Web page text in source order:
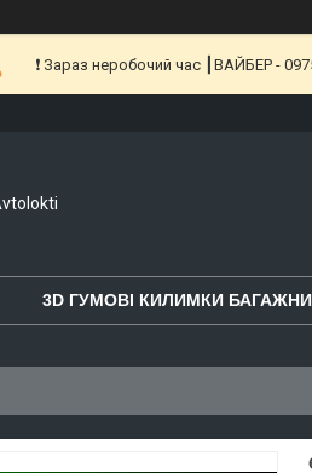
❗️ Зараз неробочий час ┃ВАЙБЕР -
3D ГУМОВІ КИЛИМКИ